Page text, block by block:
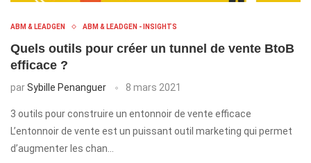
ABM & LEADGEN ABM & LEADGEN - INSIGHTS
Quels outils pour créer un tunnel de vente BtoB
efficace ?
parSybille Penanguer 8 mars 2021
3 outils pour construire un entonnoir de vente efficace
L’entonnoir de vente est un puissant outil marketing qui permet
d’augmenter les chan…